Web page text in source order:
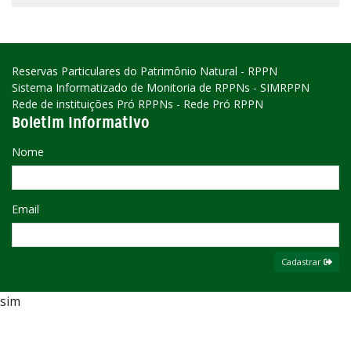
Reservas Particulares do Patrimônio Natural - RPPN
Sistema Informatizado de Monitoria de RPPNs - SIMRPPN
Rede de instituições Pró RPPNs - Rede Pró RPPN
Boletim Informativo
Nome
Email
Cadastrar
sim